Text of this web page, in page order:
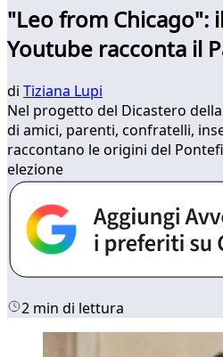
"Leo from Chicago":
Youtube racconta il
di Tiziana Lupi
Nel progetto del Dicastero
di amici, parenti, confratelli,
raccontano le origini del
elezione
2 min di lettura